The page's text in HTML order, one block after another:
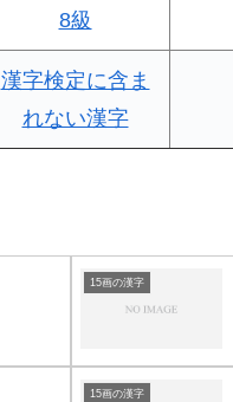
8級
漢字検定に含ま
れない漢字
15画の漢字
15画の漢字